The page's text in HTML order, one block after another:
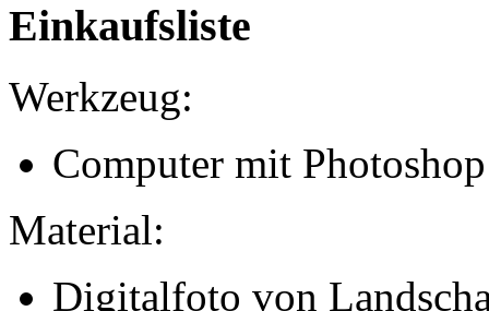
Einkaufsliste
Werkzeug:
Computer mit Photoshop
Material:
Digitalfoto von